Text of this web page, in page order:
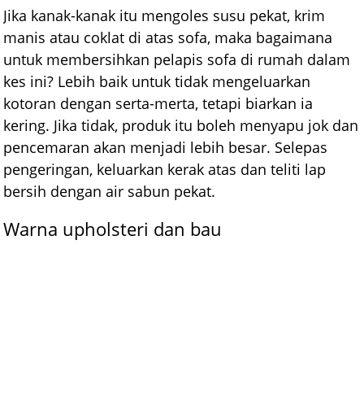
Jika kanak-kanak itu mengoles susu pekat, krim
manis atau coklat di atas sofa, maka bagaimana
untuk membersihkan pelapis sofa di rumah dalam
kes ini? Lebih baik untuk tidak mengeluarkan
kotoran dengan serta-merta, tetapi biarkan ia
kering. Jika tidak, produk itu boleh menyapu jok dan
pencemaran akan menjadi lebih besar. Selepas
pengeringan, keluarkan kerak atas dan teliti lap
bersih dengan air sabun pekat.
Warna upholsteri dan bau